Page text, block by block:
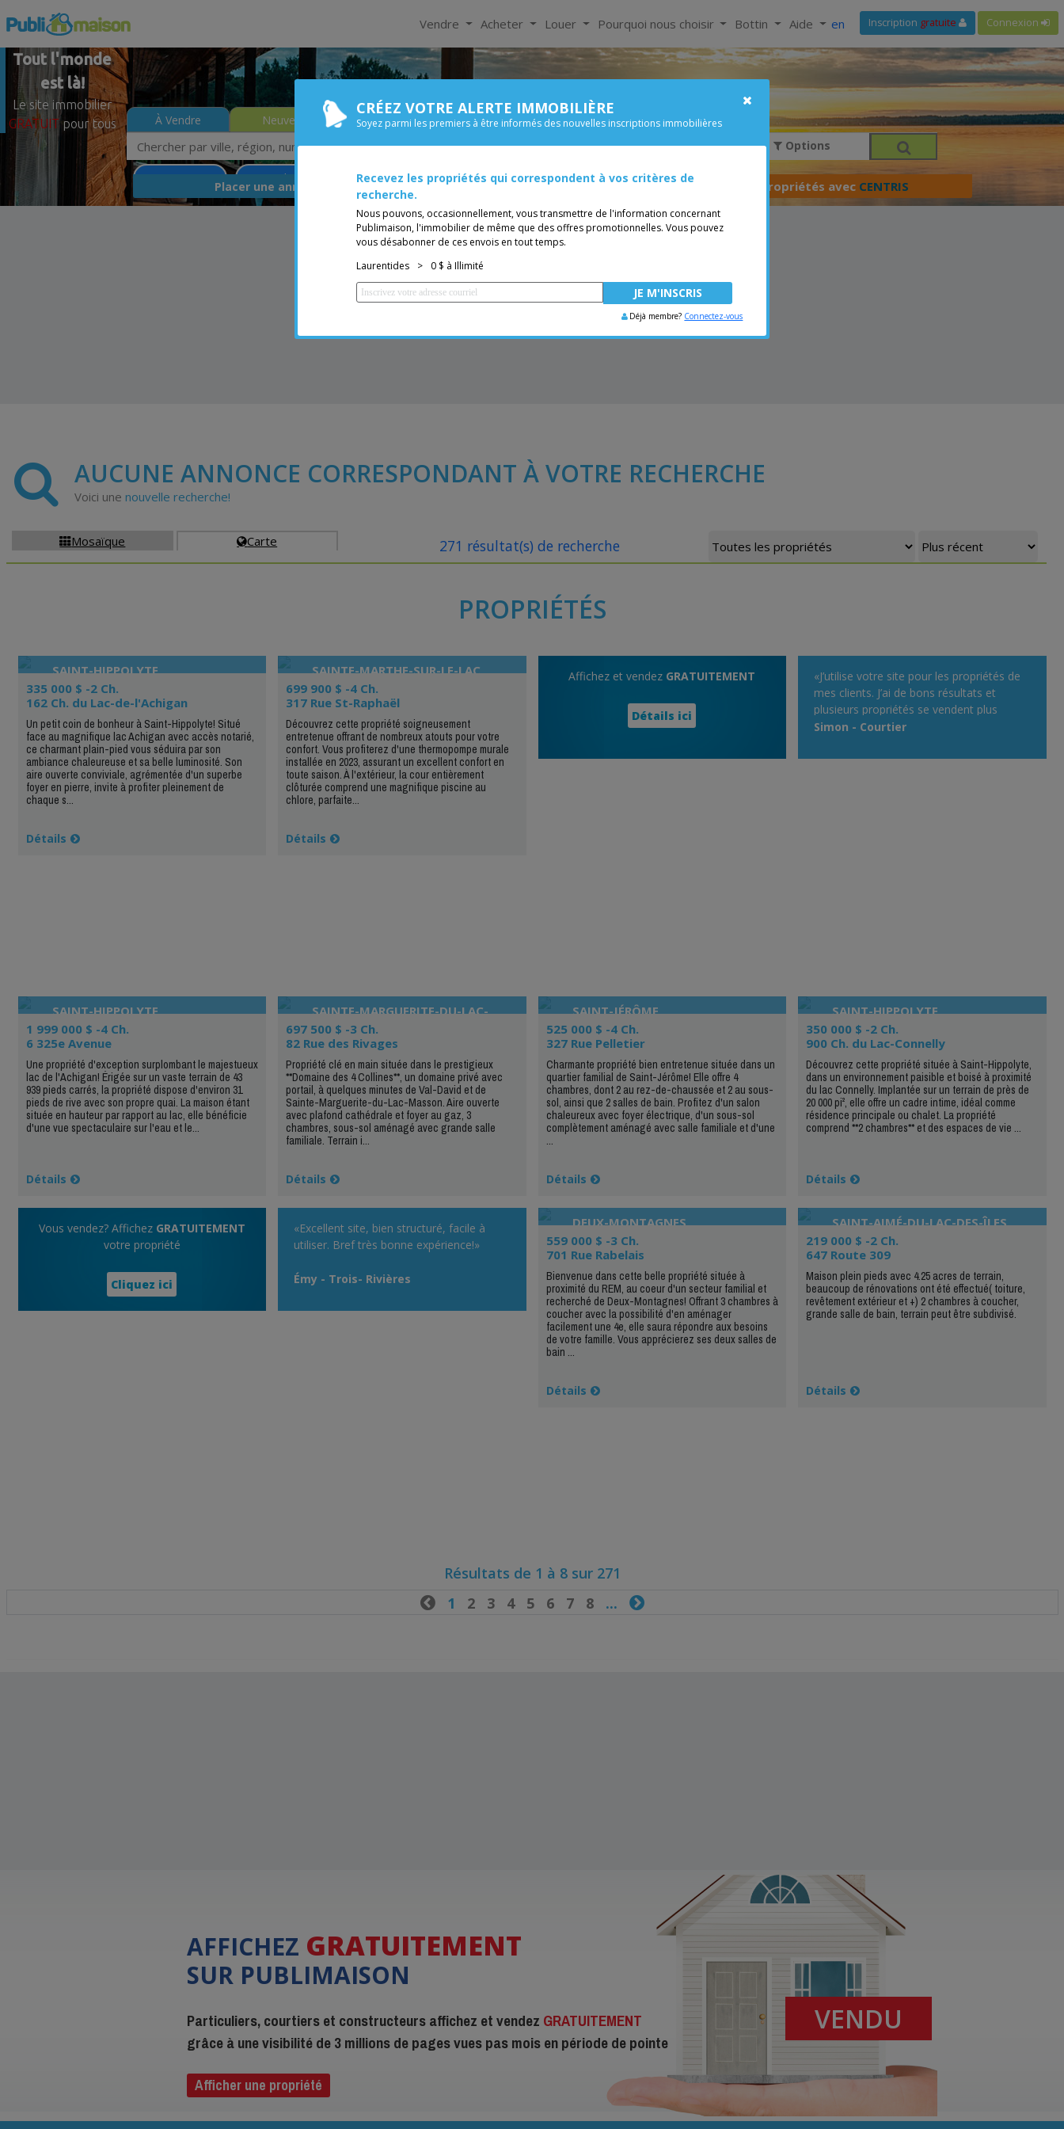
Tout l'monde
est là!
Le site immobilier
GRATUIT pour tous
Vendre Acheter Louer Pourquoi nous choisir Bottin Aide en Inscription gratuite Connexion
À Vendre Neuves
À Louer
Chambre
Prix Options
Laurentides Moins de 0$ Bungalow
Placer une annonce GRATUITE Vous êtes courtier, transférer vos propriétés avec CENTRIS
AUCUNE ANNONCE CORRESPONDANT À VOTRE RECHERCHE
Voici une nouvelle recherche!
Mosaïque Carte 271 résultat(s) de recherche
PROPRIÉTÉS
SAINT-HIPPOLYTE
335 000 $ -2 Ch.
162 Ch. du Lac-de-l'Achigan
Un petit coin de bonheur à Saint-Hippolyte! Situé
face au magnifique lac Achigan avec accès notarié,
ce charmant plain-pied vous séduira par son
ambiance chaleureuse et sa belle luminosité. Son
aire ouverte conviviale, agrémentée d'un superbe
foyer en pierre, invite à profiter pleinement de
chaque s...
Détails
SAINTE-MARTHE-SUR-LE-LAC
699 900 $ -4 Ch.
317 Rue St-Raphaël
Découvrez cette propriété soigneusement
entretenue offrant de nombreux atouts pour votre
confort. Vous profiterez d'une thermopompe murale
installée en 2023, assurant un excellent confort en
toute saison. À l'extérieur, la cour entièrement
clôturée comprend une magnifique piscine au
chlore, parfaite...
Détails
Affichez et vendez GRATUITEMENT
Détails ici
«J’utilise votre site pour les propriétés de
mes clients. J’ai de bons résultats et
plusieurs propriétés se vendent plus
rapidement !»
Simon - Courtier
SAINT-HIPPOLYTE
1 999 000 $ -4 Ch.
6 325e Avenue
Une propriété d'exception surplombant le majestueux
lac de l'Achigan! Érigée sur un vaste terrain de 43
939 pieds carrés, la propriété dispose d'environ 31
pieds de rive avec son propre quai. La maison étant
située en hauteur par rapport au lac, elle bénéficie
d'une vue spectaculaire sur l'eau et le...
Détails
SAINTE-MARGUERITE-DU-LAC-
MASSON
697 500 $ -3 Ch.
82 Rue des Rivages
Propriété clé en main située dans le prestigieux
**Domaine des 4 Collines**, un domaine privé avec
portail, à quelques minutes de Val-David et de
Sainte-Marguerite-du-Lac-Masson. Aire ouverte
avec plafond cathédrale et foyer au gaz, 3
chambres, sous-sol aménagé avec grande salle
familiale. Terrain i...
Détails
SAINT-JÉRÔME
525 000 $ -4 Ch.
327 Rue Pelletier
Charmante propriété bien entretenue située dans un
quartier familial de Saint-Jérôme! Elle offre 4
chambres, dont 2 au rez-de-chaussée et 2 au sous-
sol, ainsi que 2 salles de bain. Profitez d'un salon
chaleureux avec foyer électrique, d'un sous-sol
complètement aménagé avec salle familiale et d'une
...
Détails
SAINT-HIPPOLYTE
350 000 $ -2 Ch.
900 Ch. du Lac-Connelly
Découvrez cette propriété située à Saint-Hippolyte,
dans un environnement paisible et boisé à proximité
du lac Connelly. Implantée sur un terrain de près de
20 000 pi², elle offre un cadre intime, idéal comme
résidence principale ou chalet. La propriété
comprend **2 chambres** et des espaces de vie ...
Détails
Vous vendez? Affichez GRATUITEMENT
votre propriété
Cliquez ici
«Excellent site, bien structuré, facile à
utiliser. Bref très bonne expérience!»
Émy - Trois- Rivières
DEUX-MONTAGNES
559 000 $ -3 Ch.
701 Rue Rabelais
Bienvenue dans cette belle propriété située à
proximité du REM, au coeur d'un secteur familial et
recherché de Deux-Montagnes! Offrant 3 chambres à
coucher avec la possibilité d'en aménager
facilement une 4e, elle saura répondre aux besoins
de votre famille. Vous apprécierez ses deux salles de
bain ...
Détails
SAINT-AIMÉ-DU-LAC-DES-ÎLES
219 000 $ -2 Ch.
647 Route 309
Maison plein pieds avec 4.25 acres de terrain,
beaucoup de rénovations ont été effectué( toiture,
revêtement extérieur et +) 2 chambres à coucher,
grande salle de bain, terrain peut être subdivisé.
Détails
Résultats de 1 à 8 sur 271
1 2 3 4 5 6 7 8... 
AFFICHEZ GRATUITEMENT
SUR PUBLIMAISON
Particuliers, courtiers et constructeurs affichez et vendez GRATUITEMENT
grâce à une visibilité de 3 millions de pages vues pas mois en période de pointe
Afficher une propriété
VENDU
CRÉEZ VOTRE ALERTE IMMOBILIÈRE
Soyez parmi les premiers à être informés des nouvelles inscriptions immobilières
Recevez les propriétés qui correspondent à vos critères de
recherche.
Nous pouvons, occasionnellement, vous transmettre de l'information concernant
Publimaison, l'immobilier de même que des offres promotionnelles. Vous pouvez
vous désabonner de ces envois en tout temps.
Laurentides
> 0 $ à Illimité
Déjà membre? Connectez-vous